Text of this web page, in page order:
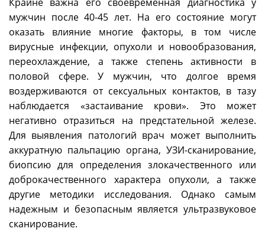
мужчин после 40-45 лет. На его состояние могут
оказать влияние многие факторы, в том числе
вирусные инфекции, опухоли и новообразования,
переохлаждение, а также степень активности в
половой сфере. У мужчин, что долгое время
воздерживаются от сексуальных контактов, в тазу
наблюдается «застаивание крови». Это может
негативно отразиться на предстательной железе.
Для выявления патологий врач может выполнить
аккуратную пальпацию органа, УЗИ-сканирование,
биопсию для определения злокачественного или
доброкачественного характера опухоли, а также
другие методики исследования. Однако самым
надежным и безопасным является ультразвуковое
сканирование.